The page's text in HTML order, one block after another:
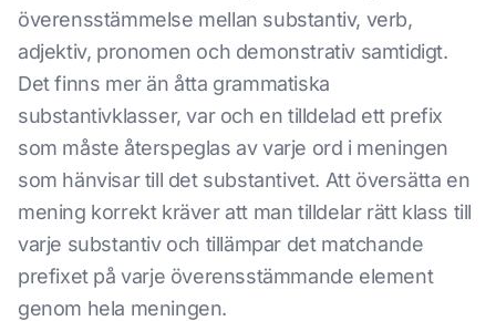
överensstämmelse mellan substantiv, verb,
adjektiv, pronomen och demonstrativ samtidigt.
Det finns mer än åtta grammatiska
substantivklasser, var och en tilldelad ett prefix
som måste återspeglas av varje ord i meningen
som hänvisar till det substantivet. Att översätta en
mening korrekt kräver att man tilldelar rätt klass till
varje substantiv och tillämpar det matchande
prefixet på varje överensstämmande element
genom hela meningen.